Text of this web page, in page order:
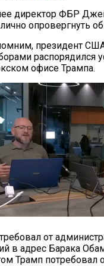
директор ФБР
опровергнуть
президент
распорядился
офисе Трампа.
от
в адрес Барака
Трамп потребовал